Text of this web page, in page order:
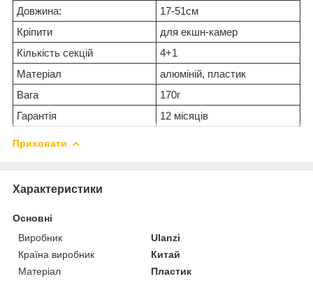
Довжина:
17-51см
Кріпити
для екшн-камер
Кількість секцій
4+1
Матеріал
алюміній, пластик
Вага
170г
Гарантія
12 місяців
Приховати
Характеристики
Основні
Виробник
Ulanzi
Країна виробник
Китай
Матеріал
Пластик